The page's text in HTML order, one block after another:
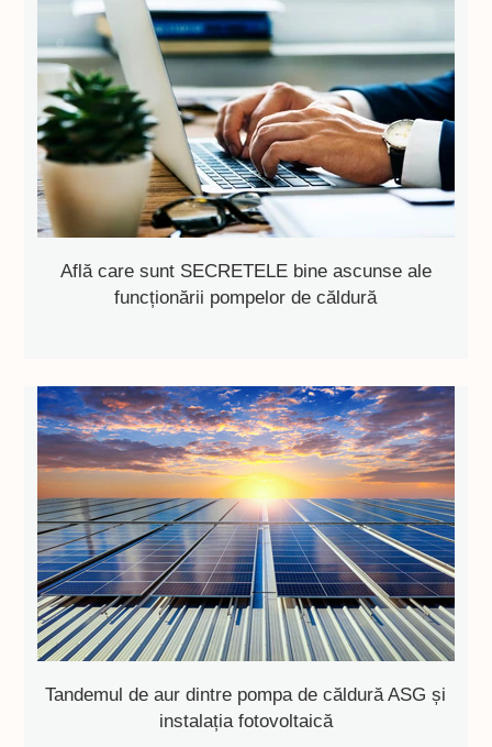
Află care sunt SECRETELE bine ascunse ale
funcționării pompelor de căldură
Tandemul de aur dintre pompa de căldură ASG și
instalația fotovoltaică